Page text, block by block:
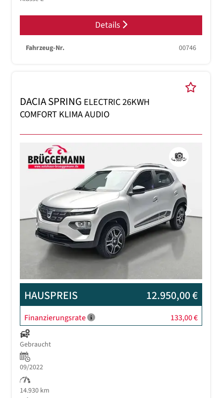
Details
Fahrzeug-Nr. 00746
DACIA SPRING ELECTRIC 26KWH
COMFORT KLIMA AUDIO
Previous Next
HAUSPREIS 12.950,00 €
Finanzierungsrate 133,00 €
Gebraucht
09/2022
14.930 km